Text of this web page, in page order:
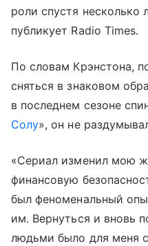
роли спустя несколько
публикует Radio Times.
По словам Крэнстона,
сняться в знаковом
в последнем сезоне
Солу», он не
«Сериал изменил мою
финансовую
был феноменальный
им. Вернуться и вновь
людьми было для меня